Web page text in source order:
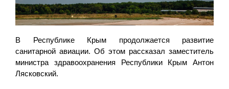
В Республике Крым продолжается развитие
санитарной авиации. Об этом рассказал заместитель
министра здравоохранения Республики Крым Антон
Лясковский.